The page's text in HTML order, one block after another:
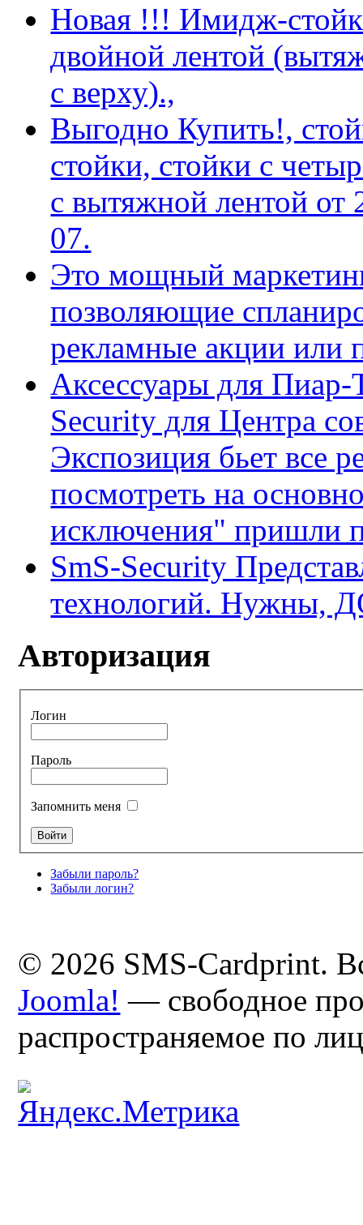
Новая !!! Имидж-
двойной лентой
с верху).,
Выгодно Купить!,
стойки, стойки с
с вытяжной лентой от
07.
Это мощный
позволяющие
рекламные акции или
Аксессуары для
Security для Центра
Экспозиция бьет все
посмотреть на
исключения" пришли
SmS-Security
технологий. Нужны,
Авторизация
Логин
Пароль
Запомнить меня
Забыли пароль?
Забыли логин?
© 2026 SMS-Cardprint.
Joomla! — свободное
распространяемое по